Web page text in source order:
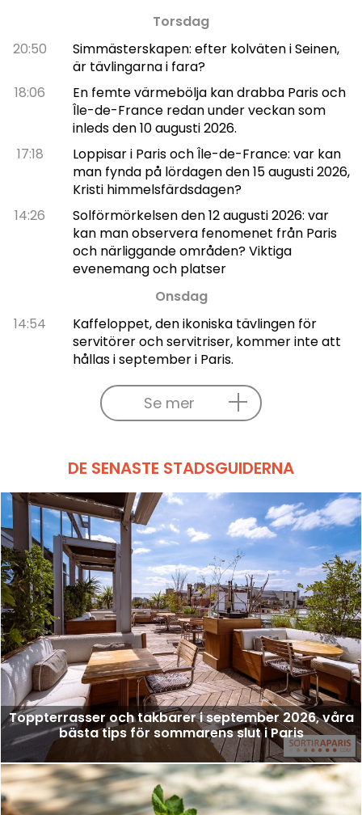
Torsdag
20:50
Simmästerskapen: efter kolväten i Seinen,
är tävlingarna i fara?
18:06
En femte värmebölja kan drabba Paris och
Île-de-France redan under veckan som
inleds den 10 augusti 2026.
17:18
Loppisar i Paris och Île-de-France: var kan
man fynda på lördagen den 15 augusti 2026,
Kristi himmelsfärdsdagen?
14:26
Solförmörkelsen den 12 augusti 2026: var
kan man observera fenomenet från Paris
och närliggande områden? Viktiga
evenemang och platser
Onsdag
14:54
Kaffeloppet, den ikoniska tävlingen för
servitörer och servitriser, kommer inte att
hållas i september i Paris.
Se mer
DE SENASTE STADSGUIDERNA
Toppterrasser och takbarer i september 2026, våra
bästa tips för sommarens slut i Paris